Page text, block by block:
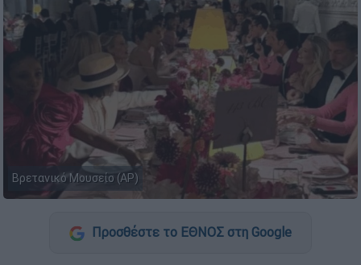
Βρετανικό Μουσείο (AP)
Προσθέστε το ΕΘΝΟΣ στη Google